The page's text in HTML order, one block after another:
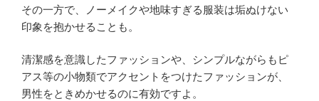
その一方で、ノーメイクや地味すぎる服装は垢ぬけない
印象を抱かせることも。
清潔感を意識したファッションや、シンプルながらもピ
アス等の小物類でアクセントをつけたファッションが、
男性をときめかせるのに有効ですよ。